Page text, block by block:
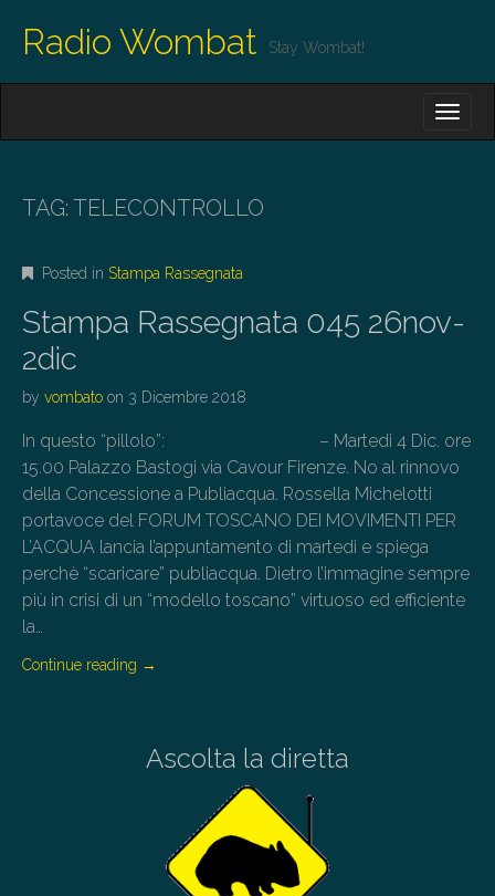
Radio Wombat Stay Wombat!
N
M
N
U
O
C
T
N
TAG: TELECONTROLLO
Posted in Stampa Rassegnata
Stampa Rassegnata 045 26nov-
2dic
by vombato on 3 Dicembre 2018
In questo “pillolo”: – Martedi 4 Dic. ore
15.00 Palazzo Bastogi via Cavour Firenze. No al rinnovo
della Concessione a Publiacqua. Rossella Michelotti
portavoce del FORUM TOSCANO DEI MOVIMENTI PER
L’ACQUA lancia l’appuntamento di martedi e spiega
perchè “scaricare” publiacqua. Dietro l’immagine sempre
più in crisi di un “modello toscano” virtuoso ed efficiente
la…
Continue reading →
Ascolta la diretta